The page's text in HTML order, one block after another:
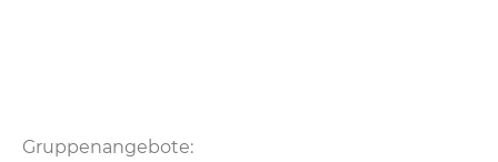
Gruppenangebote: